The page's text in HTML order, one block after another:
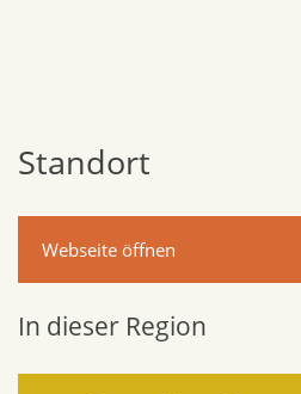
Standort
Webseite öffnen
In dieser Region